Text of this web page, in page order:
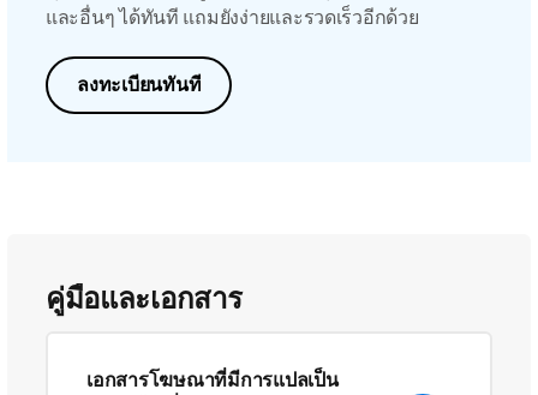
และอื่นๆ ได้ทันที แถมยังง่ายและรวดเร็วอีกด้วย
ลงทะเบียนทันที
คู่มือและเอกสาร
เอกสารโฆษณาที่มีการแปลเป็น